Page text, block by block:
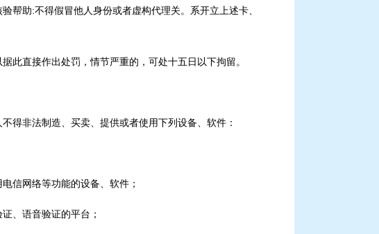
帮助:不得假冒他人身份或者虚构代理关。系开立上述卡、
此直接作出处罚，情节严重的，可处十五日以下拘留。
得非法制造、买卖、提供或者使用下列设备、软件：
信网络等功能的设备、软件；
、语音验证的平台；